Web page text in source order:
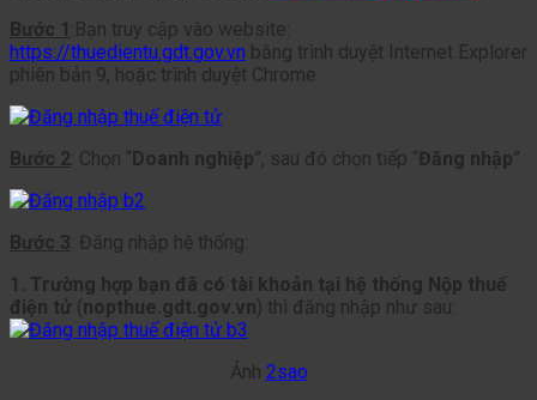
Bước 1 :Bạn truy cập vào website:
https://thuedientu.gdt.gov.vn bằng trình duyệt Internet Explorer
phiên bản 9, hoặc trình duyệt Chrome
Bước 2: Chọn “Doanh nghiệp”, sau đó chọn tiếp “Đăng nhập”
Bước 3: Đăng nhập hệ thống:
1. Trường hợp bạn đã có tài khoản tại hệ thống Nộp thuế
điện tử (nopthue.gdt.gov.vn) thì đăng nhập như sau:
Ảnh 2sao